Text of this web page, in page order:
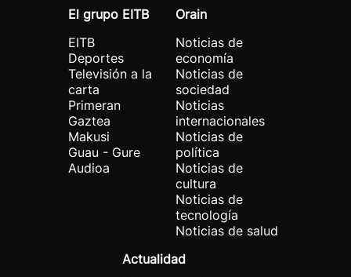
El grupo EITB
EITB
Deportes
Televisión a la
carta
Primeran
Gaztea
Makusi
Guau - Gure
Audioa
Orain
Noticias de
economía
Noticias de
sociedad
Noticias
internacionales
Noticias de
política
Noticias de
cultura
Noticias de
tecnología
Noticias de salud
Actualidad